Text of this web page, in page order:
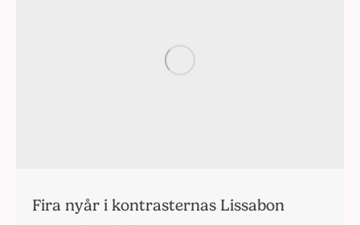
Fira nyår i kontrasternas Lissabon